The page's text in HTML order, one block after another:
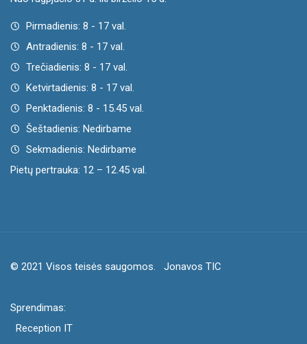
Pirmadienis: 8 - 17 val.
Antradienis: 8 - 17 val.
Trečiadienis: 8 - 17 val.
Ketvirtadienis: 8 - 17 val.
Penktadienis: 8 - 15.45 val.
Šeštadienis: Nedirbame
Sekmadienis: Nedirbame
Pietų pertrauka: 12 – 12.45 val.
© 2021 Visos teisės saugomos. Jonavos TIC
Sprendimas:
Reception IT